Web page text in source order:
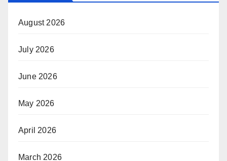
August 2026
July 2026
June 2026
May 2026
April 2026
March 2026